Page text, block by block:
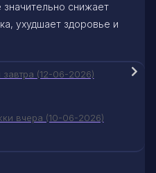
снижает
ухудшает здоровье и
(12-06-2026)
вчера (10-06-2026)